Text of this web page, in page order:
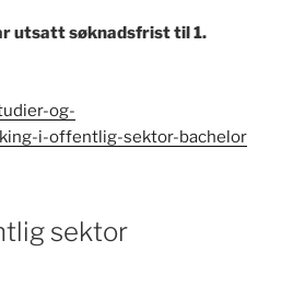
utsatt søknadsfrist til 1.
og-
i-offentlig-sektor-bachelor
sektor